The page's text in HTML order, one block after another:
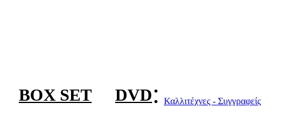
BOX SET
DVD
Καλλιτέχνες - Συγγραφείς